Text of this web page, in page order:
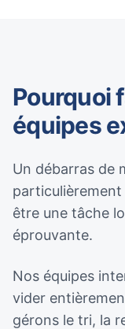
Pourquoi
équipes
Un débarras de
particulièrement
être une tâche
éprouvante.
Nos équipes
vider
gérons le tri, la